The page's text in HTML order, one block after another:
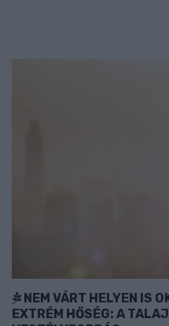
NEM VÁRT HELYEN IS
EXTRÉM HŐSÉG: A